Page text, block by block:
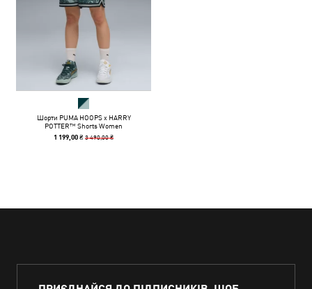
Шорти PUMA HOOPS x HARRY
POTTER™ Shorts Women
1 199,00 ₴3 490,00 ₴